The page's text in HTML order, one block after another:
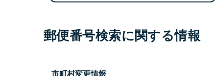
郵便番号検索に関する情報
市町村変更情報